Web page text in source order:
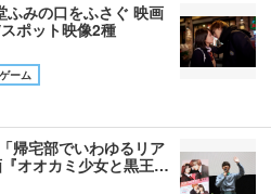
ふみの口をふさぐ 映画
ポット映像2種
ーム
帰宅部でいわゆるリア
オオカミ少女と黒王…